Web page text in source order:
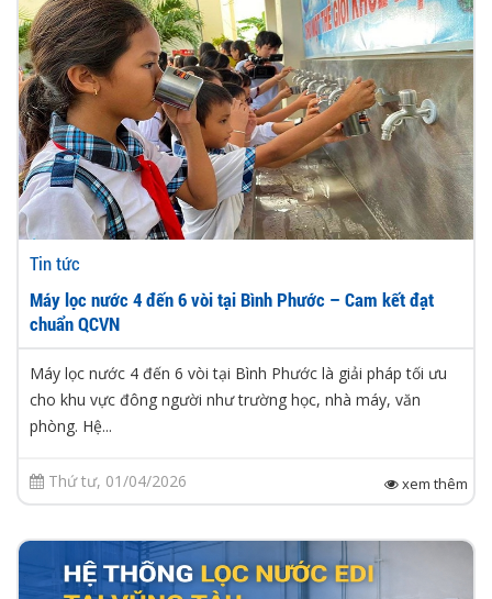
Tin tức
Máy lọc nước 4 đến 6 vòi tại Bình Phước – Cam kết đạt
chuẩn QCVN
Máy lọc nước 4 đến 6 vòi tại Bình Phước là giải pháp tối ưu
cho khu vực đông người như trường học, nhà máy, văn
phòng. Hệ...
Thứ tư, 01/04/2026 xem thêm